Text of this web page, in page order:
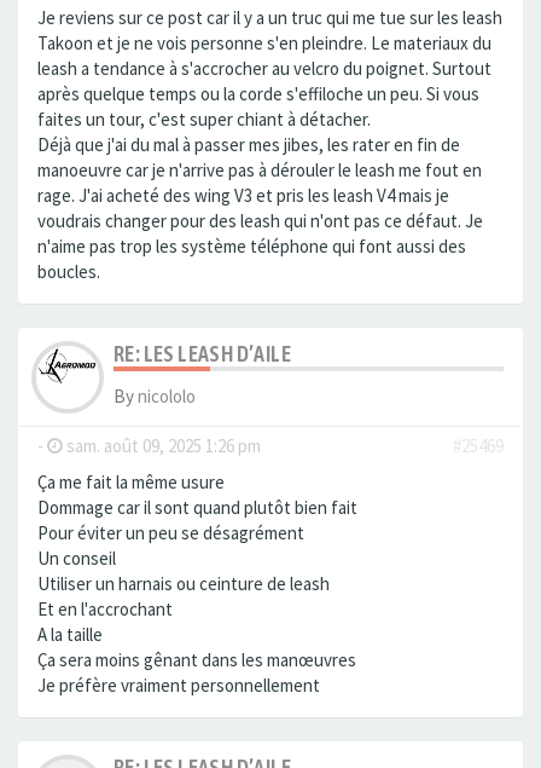
Je reviens sur ce post car il y a un truc qui me tue sur les leash
Takoon et je ne vois personne s'en pleindre. Le materiaux du
leash a tendance à s'accrocher au velcro du poignet. Surtout
après quelque temps ou la corde s'effiloche un peu. Si vous
faites un tour, c'est super chiant à détacher.
Déjà que j'ai du mal à passer mes jibes, les rater en fin de
manoeuvre car je n'arrive pas à dérouler le leash me fout en
rage. J'ai acheté des wing V3 et pris les leash V4 mais je
voudrais changer pour des leash qui n'ont pas ce défaut. Je
n'aime pas trop les système téléphone qui font aussi des
boucles.
RE: LES LEASH D’AILE
Bynicololo
- sam. août 09, 2025 1:26 pm
#25469
Ça me fait la même usure
Dommage car il sont quand plutôt bien fait
Pour éviter un peu se désagrément
Un conseil
Utiliser un harnais ou ceinture de leash
Et en l'accrochant
A la taille
Ça sera moins gênant dans les manœuvres
Je préfère vraiment personnellement